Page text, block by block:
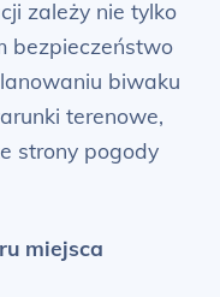
zależy nie tylko
bezpieczeństwo
biwaku
terenowe,
strony pogody
miejsca